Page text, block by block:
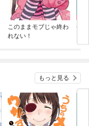
このままモブじゃ終わ
れない！
平
もっと見る